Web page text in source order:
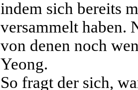
indem sich bereits
versammelt haben.
von denen noch
Yeong.
So fragt der sich,